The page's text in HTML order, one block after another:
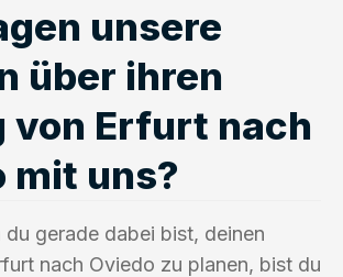
unsere
über ihren
von Erfurt nach
mit uns?
du gerade dabei bist, deinen
nach Oviedo zu planen, bist du